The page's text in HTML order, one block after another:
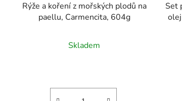
Rýže a koření z mořských plodů na
paellu, Carmencita, 604g
Skladem
Set